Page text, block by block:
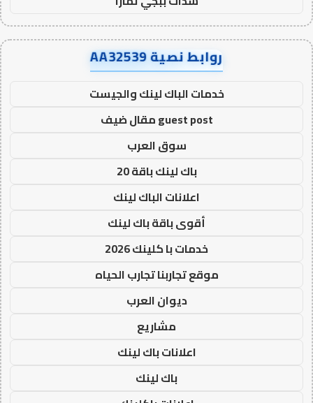
روابط نصية AA32539
خدمات الباك لينك والجيست
guest post مقال ضيف
سوق العرب
باك لينك باقة 20
اعلانات الباك لينك
أقوى باقة باك لينك
خدمات با كلينك 2026
موقع تجاربنا تجارب الحياه
ديوان العرب
مشاريع
اعلانات باك لينك
باك لينك